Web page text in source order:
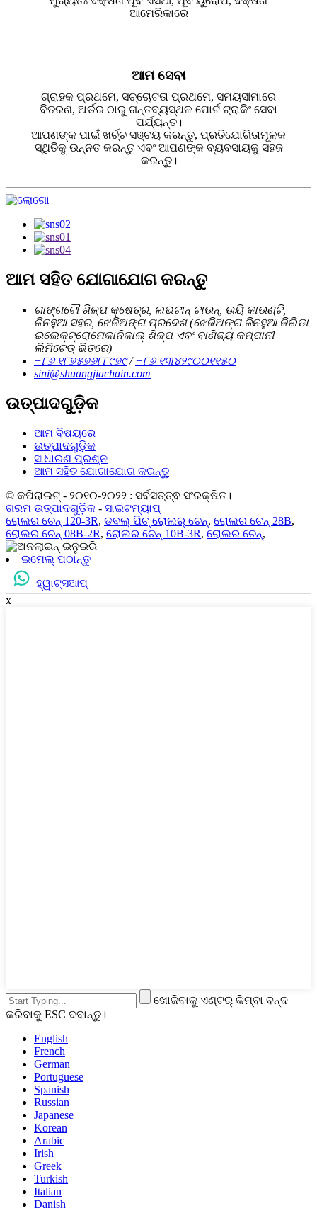
ଆମେରିକାରେ
ଆମ ସେବା
ଗ୍ରାହକ ପ୍ରଥମେ, ସଚ୍ଚୋଟତା ପ୍ରଥମେ, ସମୟସୀମାରେ
ବିତରଣ, ଅର୍ଡର ଠାରୁ ଗନ୍ତବ୍ୟସ୍ଥଳ ପୋର୍ଟ ଟ୍ରାକିଂ ସେବା
ପର୍ଯ୍ୟନ୍ତ।
ଆପଣଙ୍କ ପାଇଁ ଖର୍ଚ୍ଚ ସଞ୍ଚୟ କରନ୍ତୁ, ପ୍ରତିଯୋଗିତାମୂଳକ
ସ୍ଥିତିକୁ ଉନ୍ନତ କରନ୍ତୁ ଏବଂ ଆପଣଙ୍କ ବ୍ୟବସାୟକୁ ସହଜ
କରନ୍ତୁ।
ଆମ ସହିତ ଯୋଗାଯୋଗ କରନ୍ତୁ
ଗାଙ୍ଗଟୌ ଶିଳ୍ପ କ୍ଷେତ୍ର, ଲଭଟାନ୍ ଟାଉନ୍, ଉୟି କାଉଣ୍ଟି,
ଜିନହୁଆ ସହର, ଝେଜିଅଙ୍ଗ ପ୍ରଦେଶ (ଝେଜିଅଙ୍ଗ ଜିନହୁଆ ଜିଲିଡା
ଇଲେକ୍ଟ୍ରୋମେକାନିକାଲ୍ ଶିଳ୍ପ ଏବଂ ବାଣିଜ୍ୟ କମ୍ପାନୀ
ଲିମିଟେଡ୍ ଭିତରେ)
+୮୬ ୧୮୭୫୭୬୮୮୯୭୯/+୮୬ ୧୩୪୨୯୦୦୧୧୫୦
sini@shuangjiachain.com
ଉତ୍ପାଦଗୁଡ଼ିକ
ଆମ ବିଷୟରେ
ଉତ୍ପାଦଗୁଡ଼ିକ
ସାଧାରଣ ପ୍ରଶ୍ନ
ଆମ ସହିତ ଯୋଗାଯୋଗ କରନ୍ତୁ
© କପିରାଇଟ୍ - ୨୦୧୦-୨୦୨୨ : ସର୍ବସତ୍ତ୍ଵ ସଂରକ୍ଷିତ।
ଗରମ ଉତ୍ପାଦଗୁଡ଼ିକ - ସାଇଟମ୍ୟାପ୍
ରୋଲର ଚେନ୍ 120-3R, ଡବଲ୍ ପିଚ୍ ରୋଲର୍ ଚେନ୍, ରୋଲର ଚେନ୍ 28B,
ରୋଲର ଚେନ୍ 08B-2R, ରୋଲର ଚେନ୍ 10B-3R, ରୋଲର ଚେନ୍,
ଇମେଲ୍ ପଠାନ୍ତୁ
ହ୍ୱାଟ୍ସଆପ୍
x
ଖୋଜିବାକୁ ଏଣ୍ଟର୍ କିମ୍ବା ବନ୍ଦ
କରିବାକୁ ESC ଦବାନ୍ତୁ।
English
French
German
Portuguese
Spanish
Russian
Japanese
Korean
Arabic
Irish
Greek
Turkish
Italian
Danish